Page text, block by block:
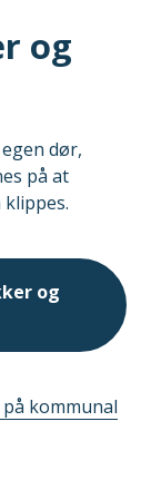
og
dør,
på at
og
kommunal